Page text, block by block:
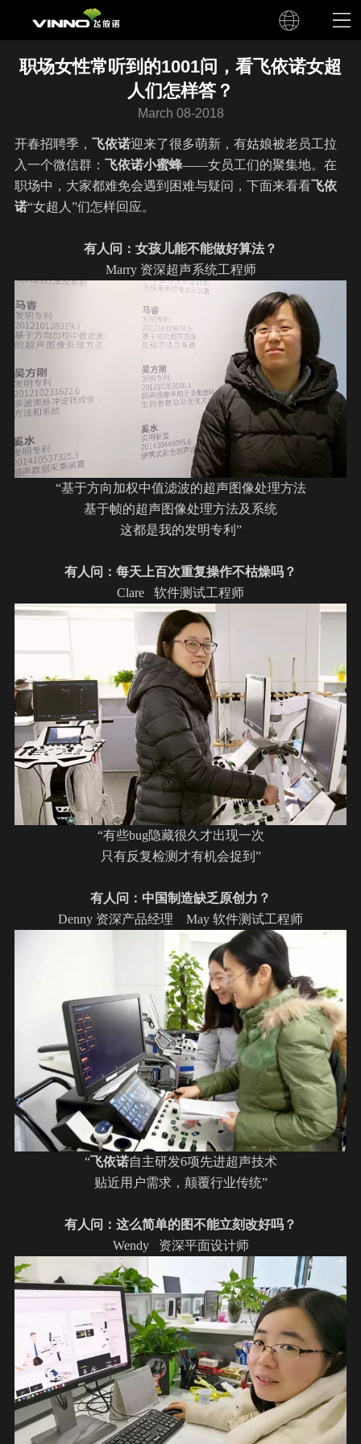
职场女性常听到的1001问，看飞依诺女超
人们怎样答？
March 08-2018
开春招聘季， 飞依诺迎来了很多萌新，有姑娘被老员工拉
入一个微信群： 飞依诺小蜜蜂——女员工们的聚集地。在
职场中，大家都难免会遇到困难与疑问，下面来看看飞依
诺“女超人”们怎样回应。
有人问：女孩儿能不能做好算法？
Marry 资深超声系统工程师
“基于方向加权中值滤波的超声图像处理方法
基于帧的超声图像处理方法及系统
这都是我的发明专利”
有人问：每天上百次重复操作不枯燥吗？
Clare 软件测试工程师
“有些bug隐藏很久才出现一次
只有反复检测才有机会捉到”
有人问：中国制造缺乏原创力？
Denny 资深产品经理 May 软件测试工程师
“飞依诺自主研发6项先进超声技术
贴近用户需求，颠覆行业传统”
有人问：这么简单的图不能立刻改好吗？
Wendy 资深平面设计师